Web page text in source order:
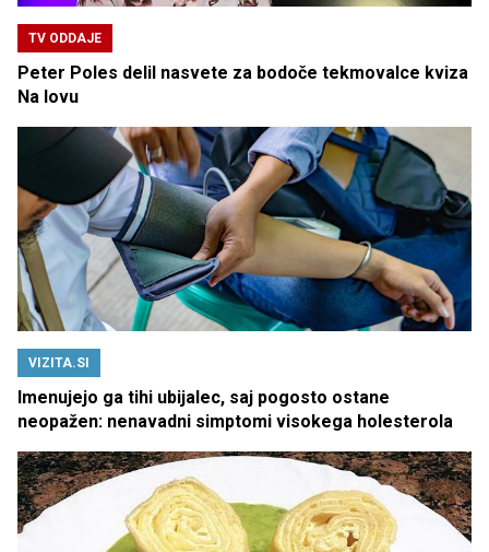
TV ODDAJE
Peter Poles delil nasvete za bodoče tekmovalce kviza
Na lovu
VIZITA.SI
Imenujejo ga tihi ubijalec, saj pogosto ostane
neopažen: nenavadni simptomi visokega holesterola